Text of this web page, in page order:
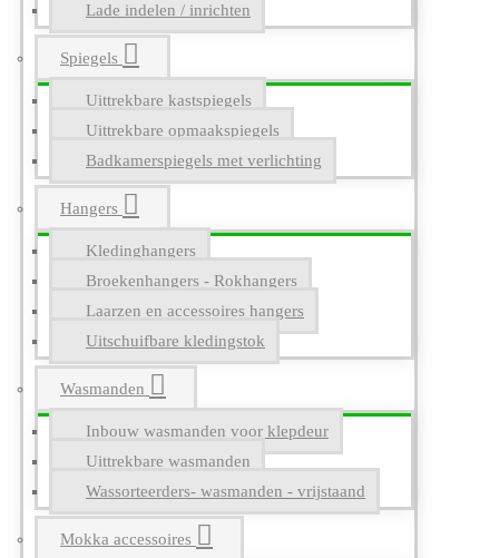
Lade indelen / inrichten
Spiegels
Uittrekbare kastspiegels
Uittrekbare opmaakspiegels
Badkamerspiegels met verlichting
Hangers
Kledinghangers
Broekenhangers - Rokhangers
Laarzen en accessoires hangers
Uitschuifbare kledingstok
Wasmanden
Inbouw wasmanden voor klepdeur
Uittrekbare wasmanden
Wassorteerders- wasmanden - vrijstaand
Mokka accessoires